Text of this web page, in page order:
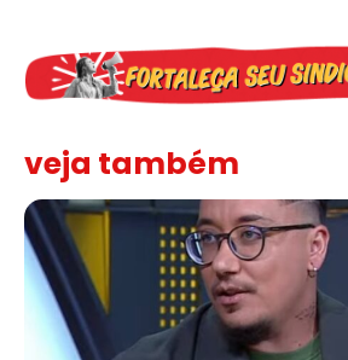
veja também
Solidariedade ao jornalista Caê